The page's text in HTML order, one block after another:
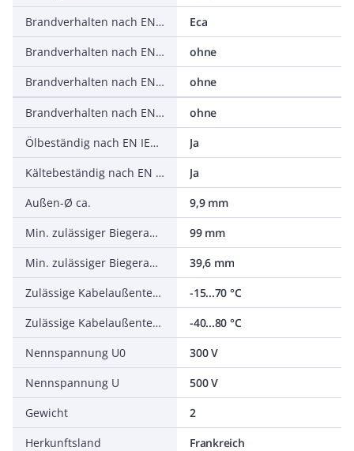
Brandverhalten nach EN 13501-6: Klasse
Eca
Brandverhalten nach EN 13501-6: Rauchentwicklung
ohne
Brandverhalten nach EN 13501-6: Abtropfverhalten
ohne
Brandverhalten nach EN 13501-6: Säureentwicklung
ohne
Ölbeständig nach EN IEC 60811-404
Ja
Kältebeständig nach EN 60811-504+505+506
Ja
Außen-Ø ca.
9,9 mm
Min. zulässiger Biegeradius, flexibler Einsatz/freie Bewegung
99 mm
Min. zulässiger Biegeradius, stationärer Einsatz/fest verlegt
39,6 mm
Zulässige Kabelaußentemperatur bei Montage/Handling
-15...70 °C
Zulässige Kabelaußentemperatur nach Montage ohne Erschütterung
-40...80 °C
Nennspannung U0
300 V
Nennspannung U
500 V
Gewicht
2
Herkunftsland
Frankreich